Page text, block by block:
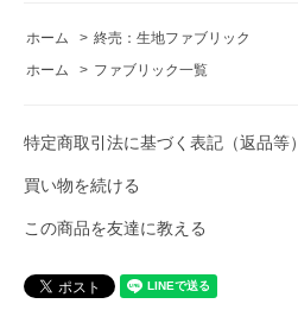
ホーム > 終売：生地ファブリック
ホーム
> ファブリック一覧
特定商取引法に基づく表記（返品等）
買い物を続ける
この商品を友達に教える